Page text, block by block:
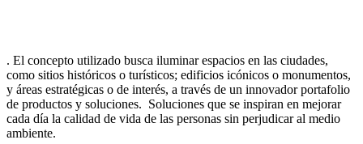
. El concepto utilizado busca iluminar espacios en las ciudades,
como sitios históricos o turísticos; edificios icónicos o monumentos,
y áreas estratégicas o de interés, a través de un innovador portafolio
de productos y soluciones. Soluciones que se inspiran en mejorar
cada día la calidad de vida de las personas sin perjudicar al medio
ambiente.